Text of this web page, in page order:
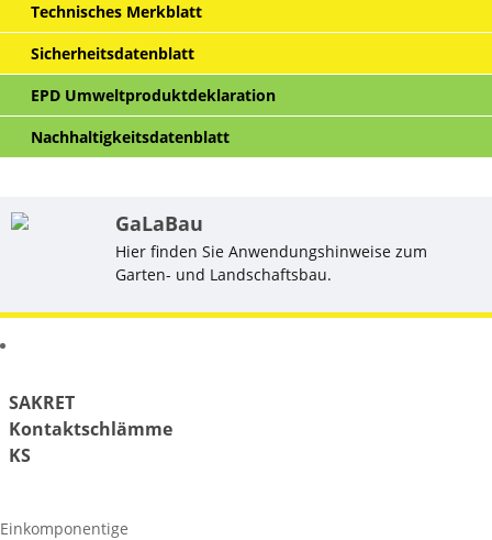
Technisches Merkblatt
Sicherheitsdatenblatt
EPD Umweltproduktdeklaration
Nachhaltigkeitsdatenblatt
GaLaBau
Hier finden Sie Anwendungshinweise zum
Garten- und Landschaftsbau.
SAKRET
Kontaktschlämme
KS
Einkomponentige